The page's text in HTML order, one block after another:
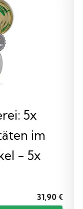
5x
im
- 5x
31,90 €